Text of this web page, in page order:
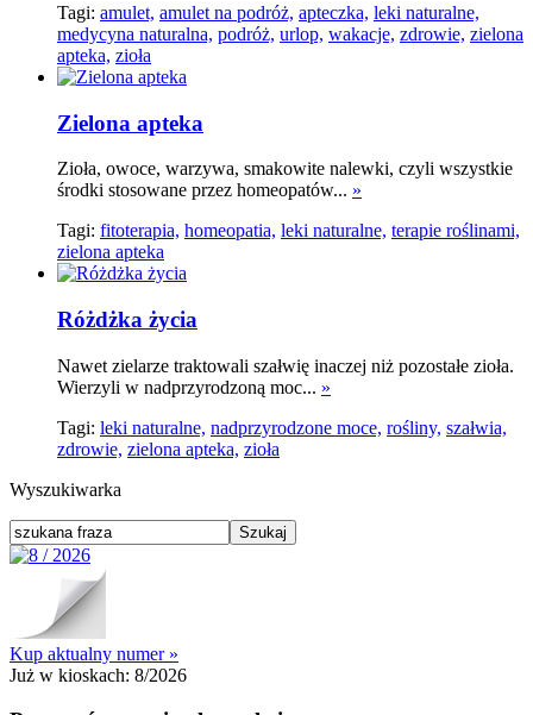
Tagi: amulet, amulet na podróż, apteczka, leki naturalne,
medycyna naturalna, podróż, urlop, wakacje, zdrowie, zielona
apteka, zioła
Zielona apteka
Zioła, owoce, warzywa, smakowite nalewki, czyli wszystkie
środki stosowane przez homeopatów... »
Tagi: fitoterapia, homeopatia, leki naturalne, terapie roślinami,
zielona apteka
Różdżka życia
Nawet zielarze traktowali szałwię inaczej niż pozostałe zioła.
Wierzyli w nadprzyrodzoną moc... »
Tagi: leki naturalne, nadprzyrodzone moce, rośliny, szałwia,
zdrowie, zielona apteka, zioła
Wyszukiwarka
Kup aktualny numer »
Już w kioskach: 8/2026